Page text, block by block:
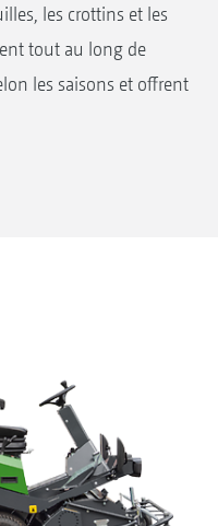
les crottins et les
tout au long de
les saisons et offrent